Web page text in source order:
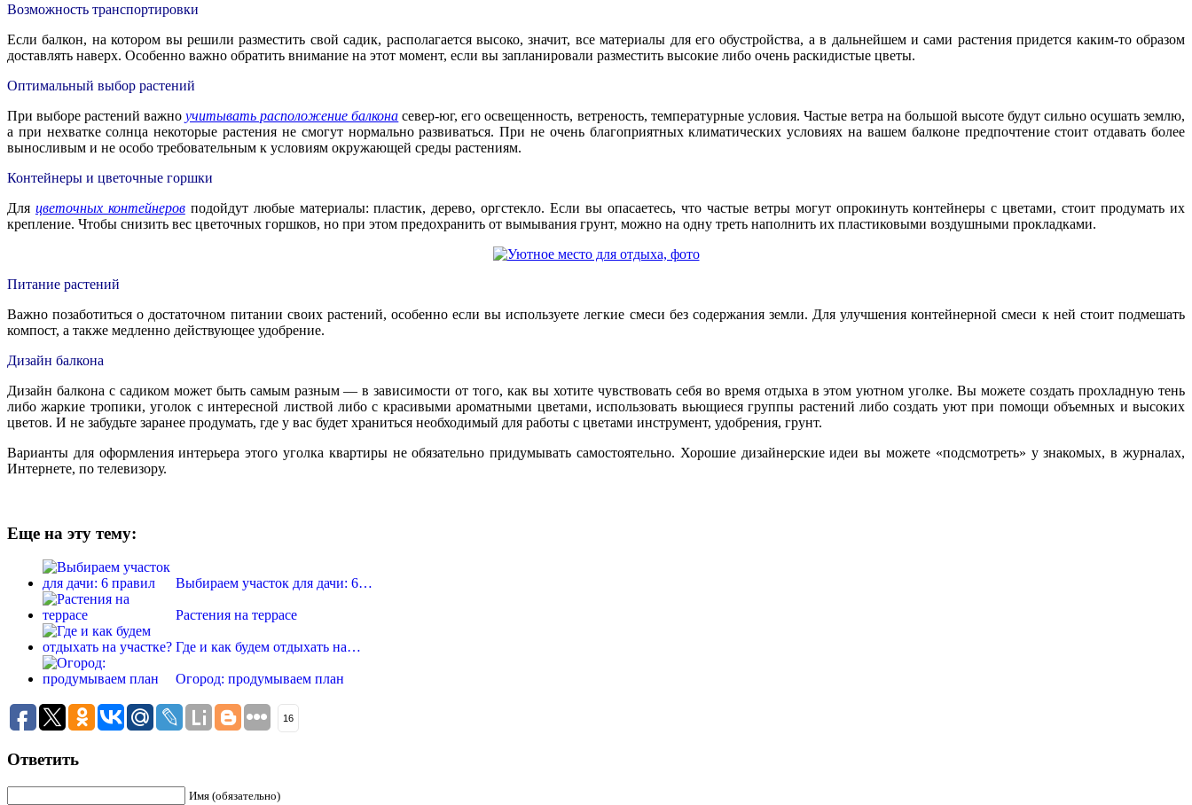
Возможность транспортировки
Если балкон, на котором вы решили разместить свой садик, располагается высоко, значит, все материалы для его обустройства, а в дальнейшем и сами растения придется каким-то образом
доставлять наверх. Особенно важно обратить внимание на этот момент, если вы запланировали разместить высокие либо очень раскидистые цветы.
Оптимальный выбор растений
При выборе растений важноучитывать расположение балкона север-юг, его освещенность, ветреность, температурные условия. Частые ветра на большой высоте будут сильно осушать землю,
а при нехватке солнца некоторые растения не смогут нормально развиваться. При не очень благоприятных климатических условиях на вашем балконе предпочтение стоит отдавать более
выносливым и не особо требовательным к условиям окружающей среды растениям.
Контейнеры и цветочные горшки
Для цветочных контейнеровподойдут любые материалы: пластик, дерево, оргстекло. Если вы опасаетесь, что частые ветры могут опрокинуть контейнеры с цветами, стоит продумать их
крепление. Чтобы снизить вес цветочных горшков, но при этом предохранить от вымывания грунт, можно на одну треть наполнить их пластиковыми воздушными прокладками.
Питание растений
Важно позаботиться о достаточном питании своих растений, особенно если вы используете легкие смеси без содержания земли. Для улучшения контейнерной смеси к ней стоит подмешать
компост, а также медленно действующее удобрение.
Дизайн балкона
Дизайн балкона с садиком может быть самым разным — в зависимости от того, как вы хотите чувствовать себя во время отдыха в этом уютном уголке. Вы можете создать прохладную тень
либо жаркие тропики, уголок с интересной листвой либо с красивыми ароматными цветами, использовать вьющиеся группы растений либо создать уют при помощи объемных и высоких
цветов. И не забудьте заранее продумать, где у вас будет храниться необходимый для работы с цветами инструмент, удобрения, грунт.
Варианты для оформления интерьера этого уголка квартиры не обязательно придумывать самостоятельно. Хорошие дизайнерские идеи вы можете «подсмотреть» у знакомых, в журналах,
Интернете, по телевизору.
Еще на эту тему:
Выбираем участок для дачи: 6…
Растения на террасе
Где и как будем отдыхать на…
Огород: продумываем план
16
Ответить
Имя (обязательно)